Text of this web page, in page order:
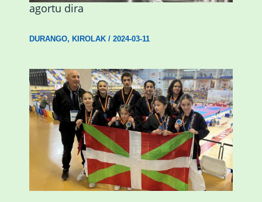
agortu dira
DURANGO, KIROLAK/ 2024-03-11
Wadokan garaile Espainiako txapelketan
14 dominarekin